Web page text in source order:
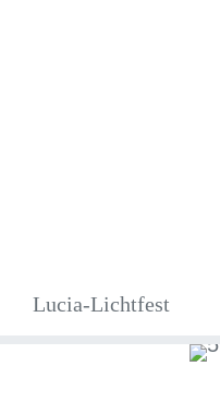
Lucia-Lichtfest